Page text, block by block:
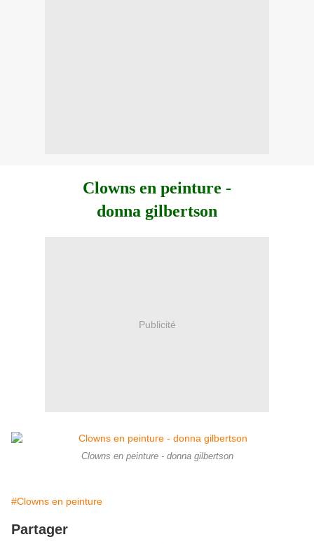
Clowns en peinture -
donna gilbertson
Publicité
Clowns en peinture - donna gilbertson
#Clowns en peinture
Partager